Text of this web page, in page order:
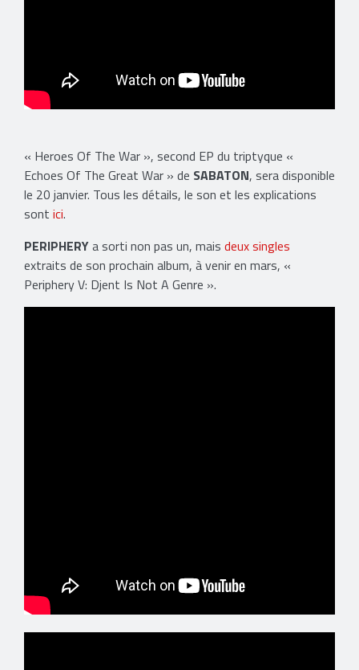
« Heroes Of The War », second EP du triptyque «
Echoes Of The Great War » de SABATON, sera disponible
le 20 janvier. Tous les détails, le son et les explications
sont ici.
PERIPHERYa sorti non pas un, mais deux singles
extraits de son prochain album, à venir en mars, «
Periphery V: Djent Is Not A Genre ».